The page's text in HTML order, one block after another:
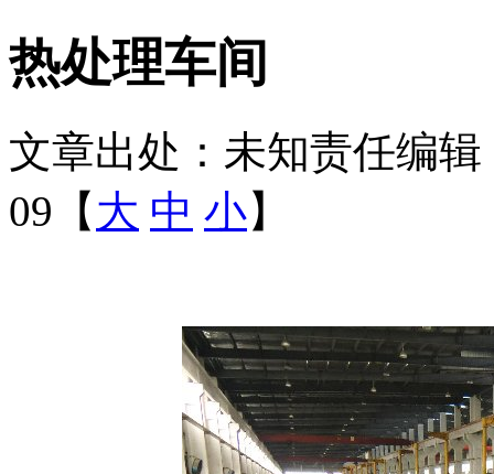
热处理车间
文章出处：未知责任编辑
09【 大 中 小】